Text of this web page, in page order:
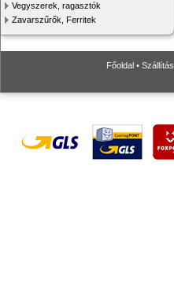
Vegyszerek, ragasztók
Zavarszűrők, Ferritek
Főoldal • Szállítás